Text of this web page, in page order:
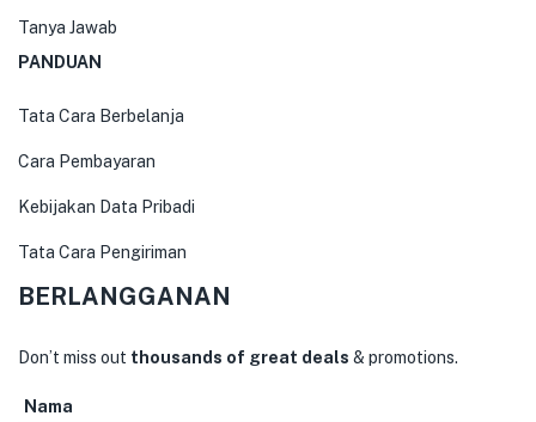
Tanya Jawab
PANDUAN
Tata Cara Berbelanja
Cara Pembayaran
Kebijakan Data Pribadi
Tata Cara Pengiriman
BERLANGGANAN
Don’t miss out thousands of great deals & promotions.
Nama